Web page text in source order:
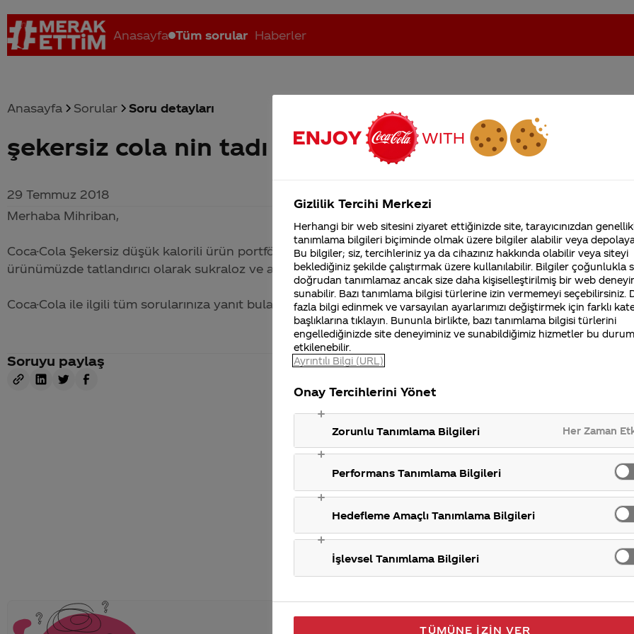
Anasayfa Tüm sorular Haberler
Coca-Cola nerenin malı? Coca cola İsrail malı mı Yani ... Coca-Cola'nın Filistin'de fabr... Coca-Cola’yı kim buldu?
Anasayfa Sorular Soru detayları
şekersiz cola nin tadı neden şekerli
29 Temmuz 2018
Merhaba Mihriban,
Coca-Cola Şekersiz düşük kalorili ürün portföyümüzde yer almaktadır ve şekersizdir.Coca-ColaŞekersiz
ürünümüzde tatlandırıcı olarak sukraloz ve asesülfam K kullanılmaktadır.
Coca-Cola ile ilgili tüm sorularınıza yanıt bulabileceğiniz Merak Ettim sitemizi ziyaret ettiğiniz için teşekkür
Soruyu paylaş
Coca-Cola Şirketi
merak ettikleriniz.
Fabrikalarımız,
sertifikalarımız, faaliyet
gösterdiğimiz ülkeler,
tarihçemiz ve daha
Gizlilik Tercihi Merkezi
Herhangi bir web sitesini ziyaret ettiğinizde site, tarayıcınızdan
tanımlama bilgileri biçiminde olmak üzere bilgiler alabilir veya
Bu bilgiler; siz, tercihleriniz ya da cihazınız hakkında olabilir veya siteyi
beklediğiniz şekilde çalıştırmak üzere kullanılabilir. Bilgiler çoğunlukla
doğrudan tanımlamaz ancak size daha kişiselleştirilmiş bir web
sunabilir. Bazı tanımlama bilgisi türlerine izin vermemeyi seçebilirsiniz.
fazla bilgi edinmek ve varsayılan ayarlarımızı değiştirmek için farklı
başlıklarına tıklayın. Bununla birlikte, bazı tanımlama bilgisi türlerini
engellediğinizde site deneyiminiz ve sunabildiğimiz hizmetler bu
etkilenebilir.
Ayrıntılı Bilgi (URL)
Onay Tercihlerini Yönet
Zorunlu Tanımlama Bilgileri Her Zaman
Performans Tanımlama Bilgileri
Hedefleme Amaçlı Tanımlama Bilgileri
İşlevsel Tanımlama Bilgileri
TÜMÜNE İZIN VER